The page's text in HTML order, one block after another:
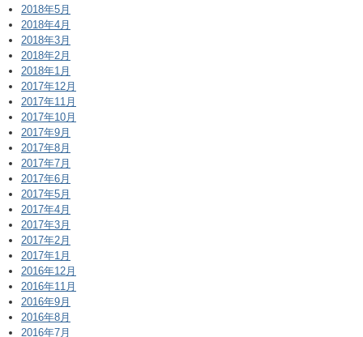
2018年5月
2018年4月
2018年3月
2018年2月
2018年1月
2017年12月
2017年11月
2017年10月
2017年9月
2017年8月
2017年7月
2017年6月
2017年5月
2017年4月
2017年3月
2017年2月
2017年1月
2016年12月
2016年11月
2016年9月
2016年8月
2016年7月